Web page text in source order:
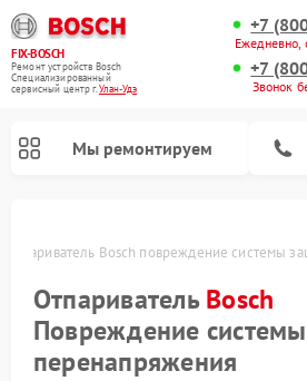
FIX-BOSCH
Ремонт устройств Bosch
Специализированный
cервисный центр г.Улан-Удэ
+7
+7
Звонок
Мы ремонтируем
Отпариватель Bosch повреждение системы
ОтпаривательBosch
Повреждение
перенапряжения